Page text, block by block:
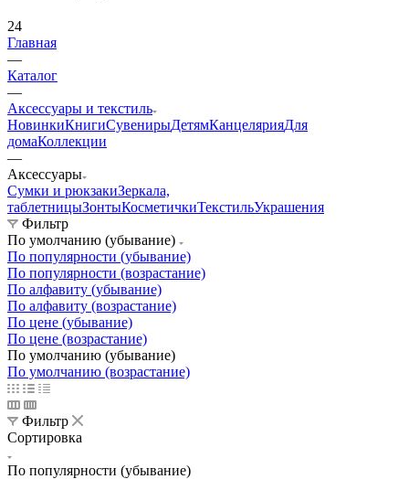
24
Главная
—
Каталог
—
Аксессуары и текстиль
НовинкиКнигиСувенирыДетямКанцелярияДля
домаКоллекции
—
Аксессуары
Сумки и рюкзакиЗеркала,
таблетницыЗонтыКосметичкиТекстильУкрашения
Фильтр
По умолчанию (убывание)
По популярности (убывание)
По популярности (возрастание)
По алфавиту (убывание)
По алфавиту (возрастание)
По цене (убывание)
По цене (возрастание)
По умолчанию (убывание)
По умолчанию (возрастание)
Фильтр
Сортировка
По популярности (убывание)